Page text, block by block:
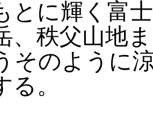
とに輝く富
、秩父山地
そのように
。